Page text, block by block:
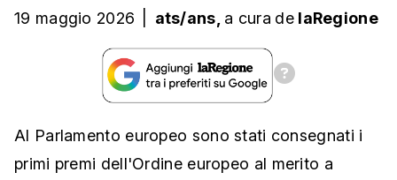
19 maggio 2026 ats/ans, a cura de laRegione
Al Parlamento europeo sono stati consegnati i
primi premi dell'Ordine europeo al merito a